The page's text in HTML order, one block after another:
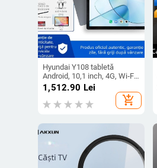
Hyundai Y108 tabletă
Android, 10,1 inch, 4G, Wi‑Fi,
Dual SIM, Bluetooth,
Recunoaștere facială,
Senzor de gravitație, Tabletă
1,512.90 Lei
add_shopping_cart